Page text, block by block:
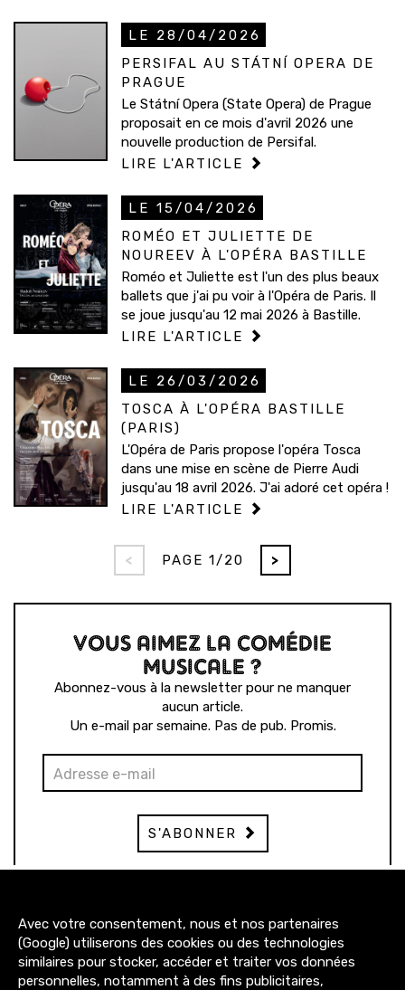
LE 28/04/2026
PERSIFAL AU STÁTNÍ OPERA DE
PRAGUE
Le Státní Opera (State Opera) de Prague
proposait en ce mois d'avril 2026 une
nouvelle production de Persifal.
LIRE L'ARTICLE
LE 15/04/2026
ROMÉO ET JULIETTE DE
NOUREEV À L'OPÉRA BASTILLE
Roméo et Juliette est l'un des plus beaux
ballets que j'ai pu voir à l'Opéra de Paris. Il
se joue jusqu'au 12 mai 2026 à Bastille.
LIRE L'ARTICLE
LE 26/03/2026
TOSCA À L'OPÉRA BASTILLE
(PARIS)
L'Opéra de Paris propose l'opéra Tosca
dans une mise en scène de Pierre Audi
jusqu'au 18 avril 2026. J'ai adoré cet opéra !
LIRE L'ARTICLE
< PAGE 1/20 >
VOUS AIMEZ LA COMÉDIE
MUSICALE ?
Abonnez-vous à la newsletter pour ne manquer
aucun article.
Un e-mail par semaine. Pas de pub. Promis.
S'ABONNER
3200+
abonnés
4300+
Avec votre consentement, nous et nos partenaires
(Google) utiliserons des cookies ou des technologies
similaires pour stocker, accéder et traiter vos données
personnelles, notamment à des fins publicitaires,